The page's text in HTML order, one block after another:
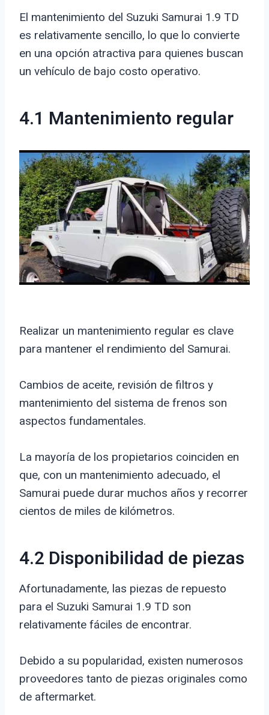
El mantenimiento del Suzuki Samurai 1.9 TD
es relativamente sencillo, lo que lo convierte
en una opción atractiva para quienes buscan
un vehículo de bajo costo operativo.
4.1 Mantenimiento regular
Realizar un mantenimiento regular es clave
para mantener el rendimiento del Samurai.
Cambios de aceite, revisión de filtros y
mantenimiento del sistema de frenos son
aspectos fundamentales.
La mayoría de los propietarios coinciden en
que, con un mantenimiento adecuado, el
Samurai puede durar muchos años y recorrer
cientos de miles de kilómetros.
4.2 Disponibilidad de piezas
Afortunadamente, las piezas de repuesto
para el Suzuki Samurai 1.9 TD son
relativamente fáciles de encontrar.
Debido a su popularidad, existen numerosos
proveedores tanto de piezas originales como
de aftermarket.